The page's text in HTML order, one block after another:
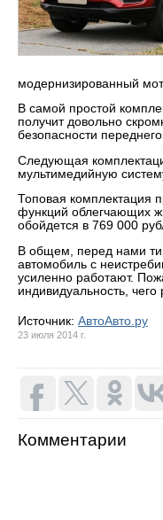
модернизированный
В самой простой
получит довольно
безопасности
Следующая
мультимедийную
Топовая комплектация
функций облегчающих
обойдется в 769 000
В общем, перед нами
автомобиль с
усиленно работают.
индивидуальность,
Источник: АвтоАвто.ру
23 июля 2014 г.
Комментарии